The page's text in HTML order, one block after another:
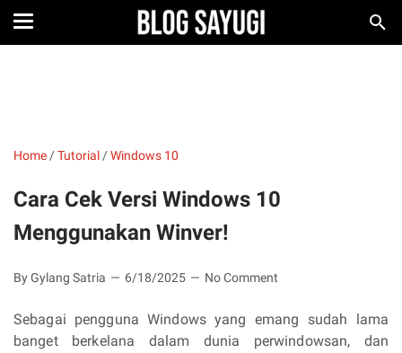
Home /Tutorial /Windows 10
Cara Cek Versi Windows 10
Menggunakan Winver!
By Gylang Satria 6/18/2025 No Comment
Sebagai pengguna Windows yang emang sudah lama
banget berkelana dalam dunia perwindowsan, dan